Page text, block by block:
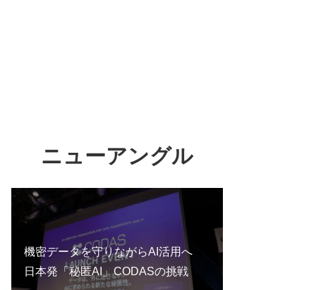
ニューアングル
機密データを守りながらAI活用へ
日本発「秘匿AI」CODASの挑戦